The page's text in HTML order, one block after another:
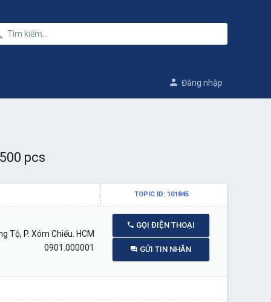
Đăng nhập
pcs
TOPIC ID: 101845
Tộ, P. Xóm Chiếu. HCM
0901.000001
GỌI ĐIỆN THOẠI
GỬI TIN NHẮN